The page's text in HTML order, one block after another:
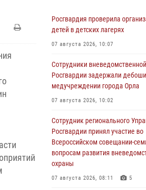
Росгвардия проверила
детей в детских лагерях
07 августа 2026, 10:07
Сотрудники
Росгвардии задержали
медучреждении города Орла
07 августа 2026, 10:02
Сотрудник регионального
Росгвардии принял участие во
Всероссийском совещании-
вопросам развития
охраны
07 августа 2026, 08:11 5